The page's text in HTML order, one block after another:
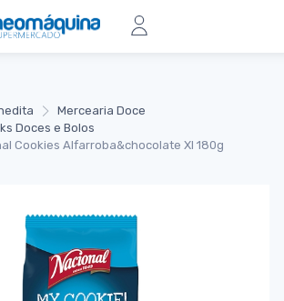
Mercearia Doce
Doces e Bolos
Cookies Alfarroba&chocolate Xl 180g